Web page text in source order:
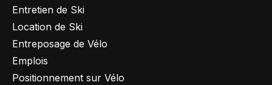
Entretien de Ski
Location de Ski
Entreposage de Vélo
Emplois
Positionnement sur Vélo